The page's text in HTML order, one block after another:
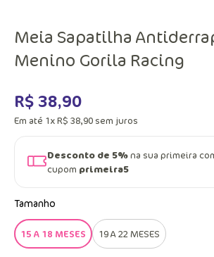
Meia Sapatilha
Menino Gorila Racing
R$ 38,90
Em até 1xR$ 38,90 sem juros
Desconto de 5%na sua primeira
cupom primeira5
Tamanho
15 A 18 MESES 19 A 22 MESES